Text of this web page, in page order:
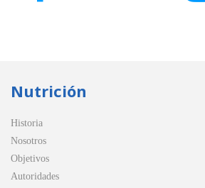
Nutrición
Historia
Nosotros
Objetivos
Autoridades